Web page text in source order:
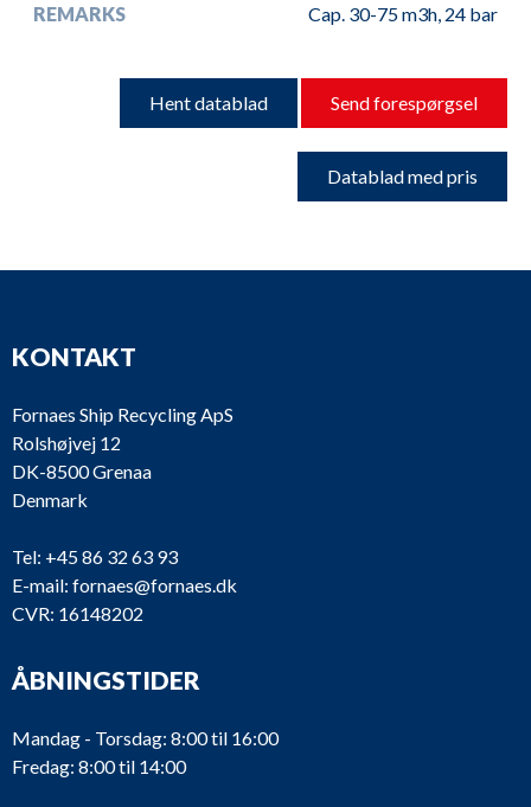
REMARKS Cap. 30-75 m3h, 24 bar
Hent datablad Send forespørgsel
Datablad med pris
KONTAKT
Fornaes Ship Recycling ApS
Rolshøjvej 12
DK-8500 Grenaa
Denmark
Tel: +45 86 32 63 93
E-mail: fornaes@fornaes.dk
CVR: 16148202
ÅBNINGSTIDER
Mandag - Torsdag: 8:00 til 16:00
Fredag: 8:00 til 14:00